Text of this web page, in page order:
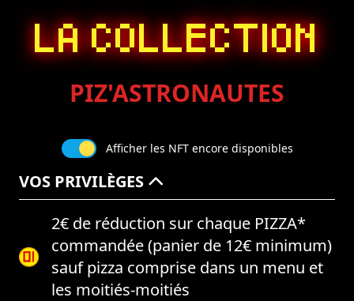
LA COLLECTION
PIZ'ASTRONAUTES
Afficher les NFT encore disponibles
VOS PRIVILÈGES
2€ de réduction sur chaque PIZZA*
commandée (panier de 12€ minimum)
sauf pizza comprise dans un menu et
les moitiés-moitiés